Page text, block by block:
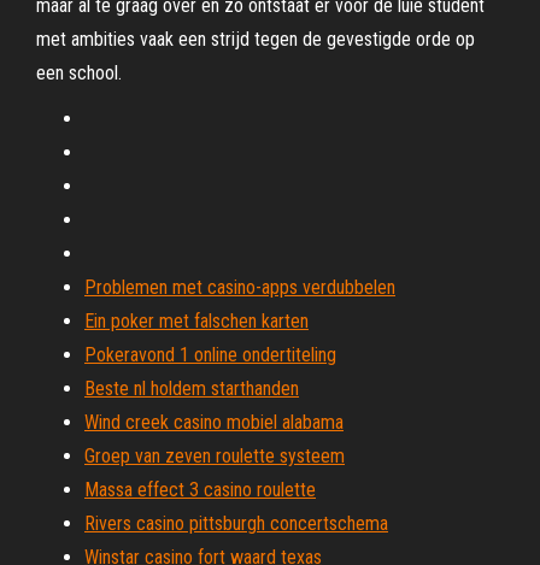
maar al te graag over en zo ontstaat er voor de luie student
met ambities vaak een strijd tegen de gevestigde orde op
een school.
Problemen met casino-apps verdubbelen
Ein poker met falschen karten
Pokeravond 1 online ondertiteling
Beste nl holdem starthanden
Wind creek casino mobiel alabama
Groep van zeven roulette systeem
Massa effect 3 casino roulette
Rivers casino pittsburgh concertschema
Winstar casino fort waard texas